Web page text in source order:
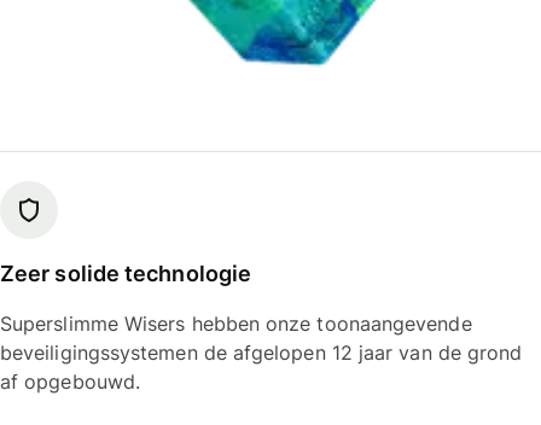
Zeer solide technologie
Superslimme Wisers hebben onze toonaangevende
beveiligingssystemen de afgelopen 12 jaar van de grond
af opgebouwd.